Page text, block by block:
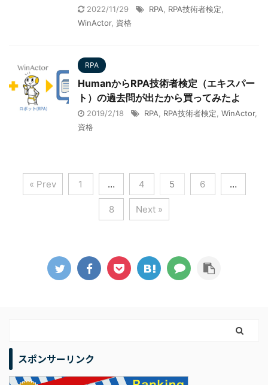
2022/11/29 RPA RPA技術者検定
WinActor, 資格
RPA
HumanからRPA技術者検定（エキスパー
ト）の過去問が出たから買ってみたよ
2019/2/18 RPA RPA技術者検定 WinActor,
資格
« Prev 1 … 4 5 6 …
8 Next »
スポンサーリンク